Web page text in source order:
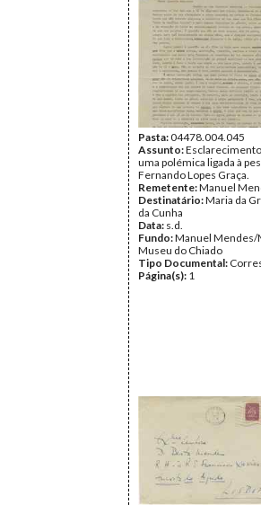
Pasta:04478.004.045
Assunto:
uma polémica ligada à
Fernando Lopes Graça.
Remetente:Manuel
Destinatário:Maria da
da Cunha
Data: s.d.
Fundo:Manuel Mendes/
Museu do Chiado
Tipo Documental:
Página(s): 1